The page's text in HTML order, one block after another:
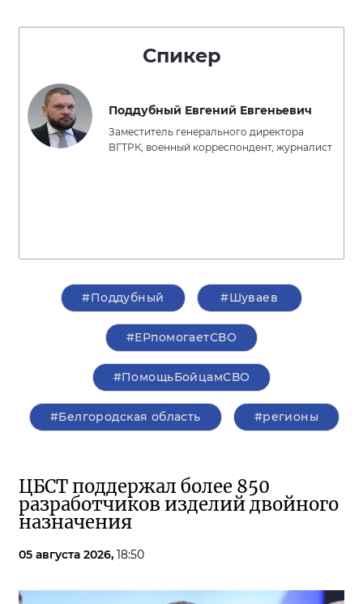
Спикер
Поддубный Евгений Евгеньевич
Заместитель генерального директора
ВГТРК, военный корреспондент, журналист
#Поддубный #Шуваев
#ЕРпомогаетСВО
#ПомощьБойцамСВО
#Белгородская область #регионы
ЦБСТ поддержал более 850
разработчиков изделий двойного
назначения
05 августа 2026, 18:50